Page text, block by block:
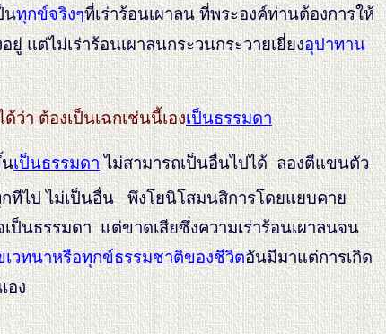
นทุกข์จริงๆที่เร่าร้อนเผาลน ที่พระองค์ท่านต้องการให้
ต่ไม่เร่าร้อนเผาลนกระวนกระวายเยี่ยงอุปาทาน
ว่า ต้องเป็นเฉกเช่นนี้เองเป็นธรรมดา
เป็นธรรมดาไม่สามารถเป็นอื่นไปได้ ลองตีแขนตัว
ทีไป ไม่เป็นอื่น พึงโยนิโสมนสิการโดยแยบคาย
ป็นธรรมดา แต่ขาดเสียซึ่งความเร่าร้อนเผาลนจน
เวทนาหรือทุกข์ธรรมชาติของชีวิตอันมีมาแต่การเกิด
อง